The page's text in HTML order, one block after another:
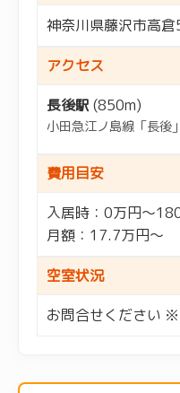
神奈川県藤沢市高
アクセス
長後駅 (850m)
小田急江ノ島線「長後
費用目安
入居時：0万円～
月額：17.7万円～
空室状況
お問合せください